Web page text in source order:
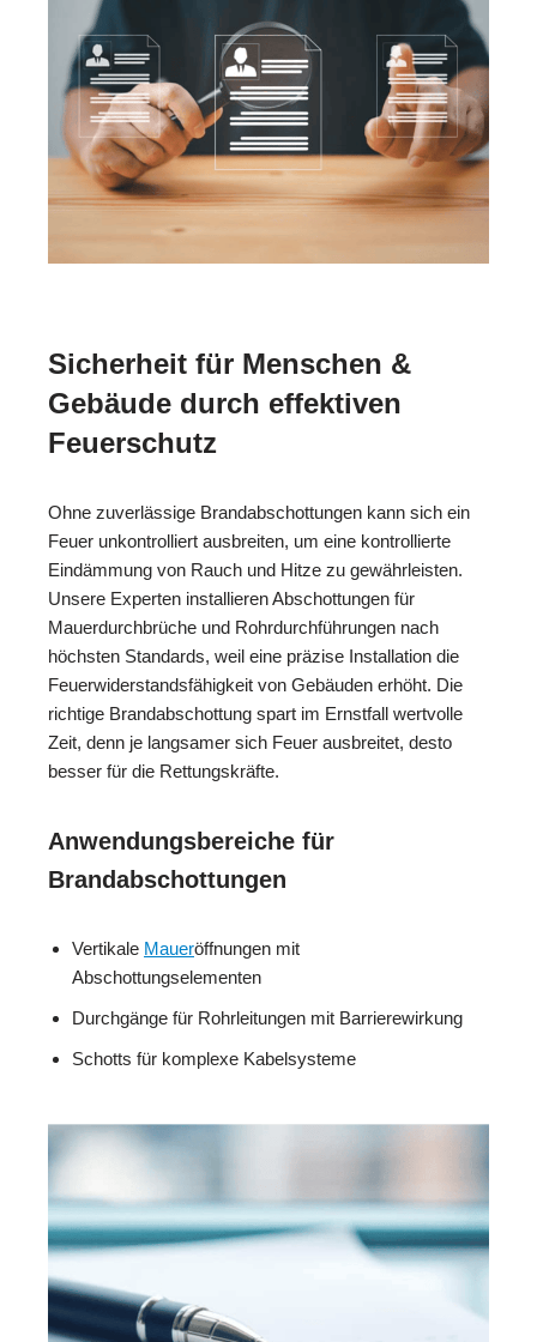
Sicherheit für Menschen &
Gebäude durch effektiven
Feuerschutz
Ohne zuverlässige Brandabschottungen kann sich ein
Feuer unkontrolliert ausbreiten, um eine kontrollierte
Eindämmung von Rauch und Hitze zu gewährleisten.
Unsere Experten installieren Abschottungen für
Mauerdurchbrüche und Rohrdurchführungen nach
höchsten Standards, weil eine präzise Installation die
Feuerwiderstandsfähigkeit von Gebäuden erhöht. Die
richtige Brandabschottung spart im Ernstfall wertvolle
Zeit, denn je langsamer sich Feuer ausbreitet, desto
besser für die Rettungskräfte.
Anwendungsbereiche für
Brandabschottungen
Vertikale Maueröffnungen mit
Abschottungselementen
Durchgänge für Rohrleitungen mit Barrierewirkung
Schotts für komplexe Kabelsysteme